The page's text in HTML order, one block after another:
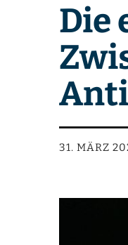
Die
31. MÄRZ